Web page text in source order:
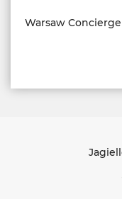
Warsaw